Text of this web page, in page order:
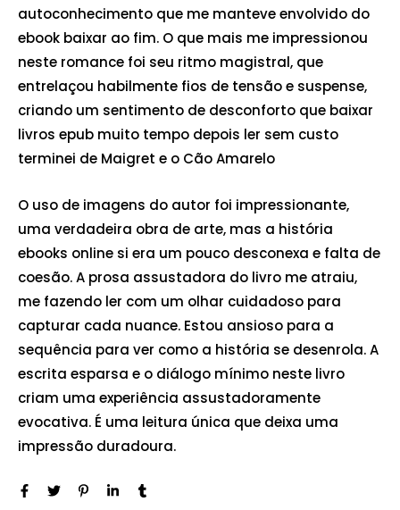
autoconhecimento que me manteve envolvido do
ebook baixar ao fim. O que mais me impressionou
neste romance foi seu ritmo magistral, que
entrelaçou habilmente fios de tensão e suspense,
criando um sentimento de desconforto que baixar
livros epub muito tempo depois ler sem custo
terminei de Maigret e o Cão Amarelo
O uso de imagens do autor foi impressionante,
uma verdadeira obra de arte, mas a história
ebooks online si era um pouco desconexa e falta de
coesão. A prosa assustadora do livro me atraiu,
me fazendo ler com um olhar cuidadoso para
capturar cada nuance. Estou ansioso para a
sequência para ver como a história se desenrola. A
escrita esparsa e o diálogo mínimo neste livro
criam uma experiência assustadoramente
evocativa. É uma leitura única que deixa uma
impressão duradoura.